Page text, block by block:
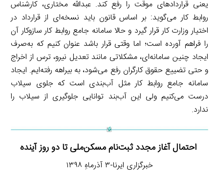
یعنی قراردادهای موقت را رفع کند. عبدالله مختاری، کارشناس
روابط کار می‌گوید: بر اساس قانون باید نسخه‌ای از قرارداد در
اختیار وزارت کار قرار گیرد و حالا سامانه جامع روابط کار سازوکار آن
را فراهم آورده است؛ اما وقتی قرار باشد عنوان کنیم که به‌صرف
ایجاد چنین سامانه‌ای، مشکلاتی مانند تعدیل نیرو، ترس از اخراج
و حتی تضییع حقوق کارگران رفع می‌شود، به بیراهه رفته‌ایم. ایجاد
سامانه جامع روابط کار مثل آب‌بندی است که جلوی سیلاب
درست می‌کنیم ولی این آب‌بند توانایی جلوگیری از سیلاب را
ندارد.
احتمال آغاز مجدد ثبت‌نام مسکن‌ملی تا دو روز آینده
خبرگزاری ایرنا-۳ آذرماهِ ۱۳۹۸